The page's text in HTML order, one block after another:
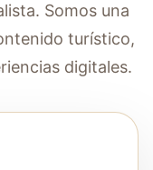
Somos una
turístico,
digitales.